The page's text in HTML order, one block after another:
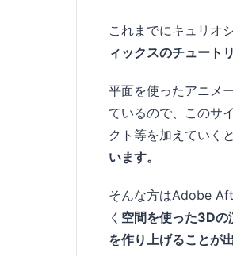
これまでにキュリオ
ィックスのチュート
平面を使ったアニメ
ているので、このサ
クト等を加えていく
います。
そんな方はAdobe
く 空間を使った3Dの
を作り上げることが